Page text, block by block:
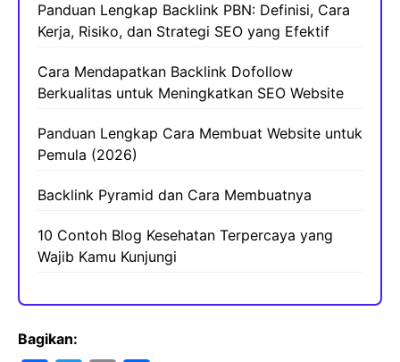
Panduan Lengkap Backlink PBN: Definisi, Cara
Kerja, Risiko, dan Strategi SEO yang Efektif
Cara Mendapatkan Backlink Dofollow
Berkualitas untuk Meningkatkan SEO Website
Panduan Lengkap Cara Membuat Website untuk
Pemula (2026)
Backlink Pyramid dan Cara Membuatnya
10 Contoh Blog Kesehatan Terpercaya yang
Wajib Kamu Kunjungi
Bagikan: